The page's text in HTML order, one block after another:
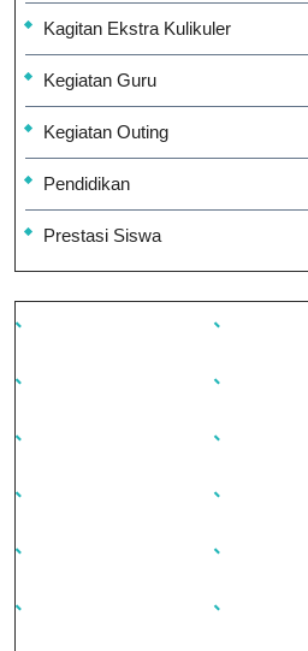
Kagitan Ekstra Kulikuler
Kegiatan Guru
Kegiatan Outing
Pendidikan
Prestasi Siswa